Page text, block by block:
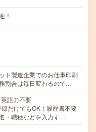
！
ト製造企業でのお仕事印刷
割合は毎日変わるので…
語力不要
だけでもOK！履歴書不要
・職種などを入力す…